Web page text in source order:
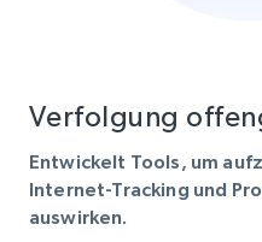
Verfolgung
Entwickelt Tools, um
Internet-Tracking und
auswirken.